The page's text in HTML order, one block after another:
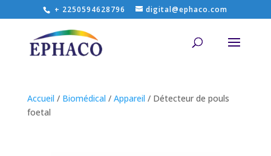
+ 2250594628796 digital@ephaco.com
Accueil / Biomédical / Appareil / Détecteur de pouls
foetal